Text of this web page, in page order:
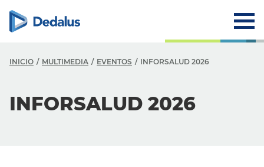
INICIO MULTIMEDIA EVENTOS INFORSALUD 2026
INFORSALUD 2026